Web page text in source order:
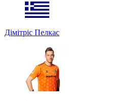
Дімітріс Пелкас